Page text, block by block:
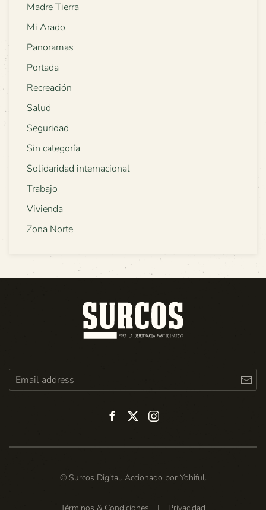
Madre Tierra
Mi Arado
Panoramas
Portada
Recreación
Salud
Seguridad
Sin categoría
Solidaridad internacional
Trabajo
Vivienda
Zona Norte
© Surcos Digital. Accionado por Yohiful.